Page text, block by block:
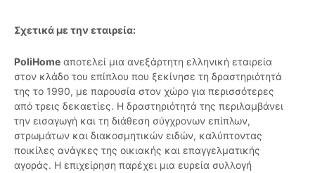
Σχετικά με την εταιρεία:
PoliHome αποτελεί μια ανεξάρτητη ελληνική εταιρεία
στον κλάδο του επίπλου που ξεκίνησε τη δραστηριότητά
της το 1990, με παρουσία στον χώρο για περισσότερες
από τρεις δεκαετίες. Η δραστηριότητά της περιλαμβάνει
την εισαγωγή και τη διάθεση σύγχρονων επίπλων,
στρωμάτων και διακοσμητικών ειδών, καλύπτοντας
ποικίλες ανάγκες της οικιακής και επαγγελματικής
αγοράς. Η επιχείρηση παρέχει μια ευρεία συλλογή